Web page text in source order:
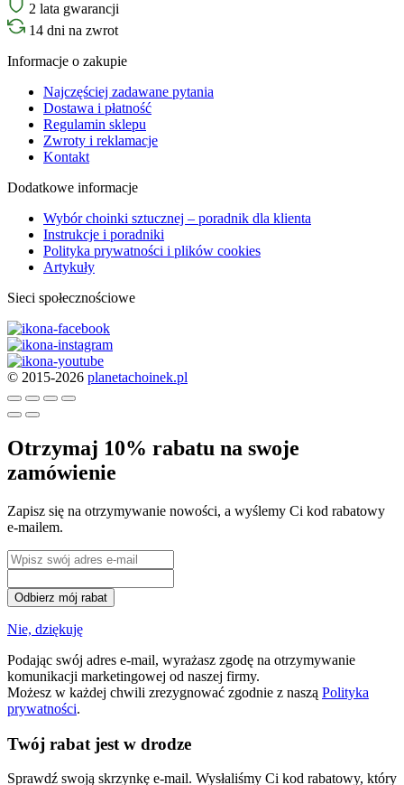
2 lata gwarancji
14 dni na zwrot
Informacje o zakupie
Najczęściej zadawane pytania
Dostawa i płatność
Regulamin sklepu
Zwroty i reklamacje
Kontakt
Dodatkowe informacje
Wybór choinki sztucznej – poradnik dla klienta
Instrukcje i poradniki
Polityka prywatności i plików cookies
Artykuły
Sieci społecznościowe
© 2015-2026 planetachoinek.pl
Otrzymaj 10% rabatu na swoje
zamówienie
Zapisz się na otrzymywanie nowości, a wyślemy Ci kod rabatowy
e-mailem.
Odbierz mój rabat
Nie, dziękuję
Podając swój adres e-mail, wyrażasz zgodę na otrzymywanie
komunikacji marketingowej od naszej firmy.
Możesz w każdej chwili zrezygnować zgodnie z naszą Polityka
prywatności.
Twój rabat jest w drodze
Sprawdź swoją skrzynkę e-mail. Wysłaliśmy Ci kod rabatowy, który